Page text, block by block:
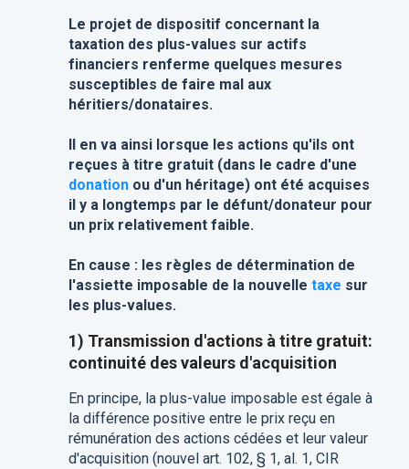
Le projet de dispositif concernant la
taxation des plus-values sur actifs
financiers renferme quelques mesures
susceptibles de faire mal aux
héritiers/donataires.
Il en va ainsi lorsque les actions qu'ils ont
reçues à titre gratuit (dans le cadre d'une
donationou d'un héritage) ont été acquises
il y a longtemps par le défunt/donateur pour
un prix relativement faible.
En cause : les règles de détermination de
l'assiette imposable de la nouvelle taxe sur
les plus-values.
1) Transmission d'actions à titre gratuit:
continuité des valeurs d'acquisition
En principe, la plus-value imposable est égale à
la différence positive entre le prix reçu en
rémunération des actions cédées et leur valeur
d'acquisition (nouvel art. 102, § 1, al. 1, CIR